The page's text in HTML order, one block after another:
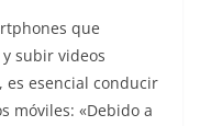
que
subir videos
es esencial conducir
móviles: «Debido a